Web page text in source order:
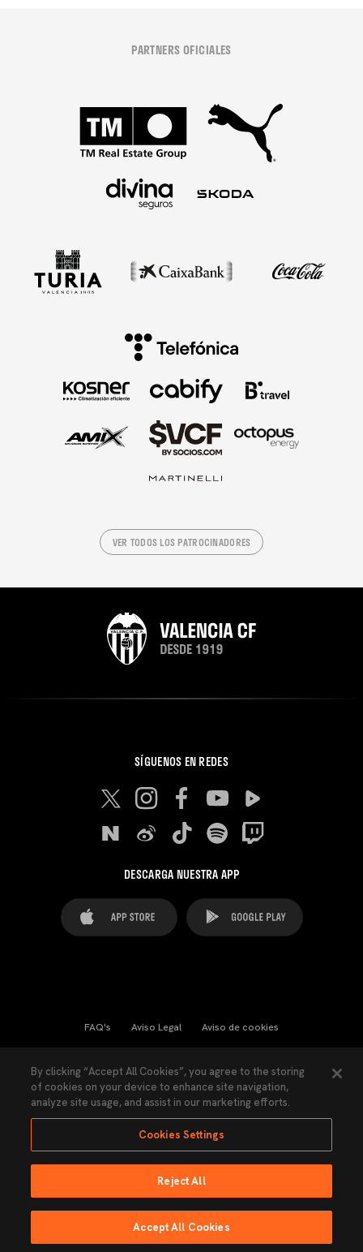
PARTNERS OFICIALES
VER TODOS LOS PATROCINADORES
SÍGUENOS EN REDES
DESCARGA NUESTRA APP
FAQ's Aviso Legal Aviso de cookies
Ley Transparencia Política de Privacidad
Accesibilidad
Ninguna parte de esta página puede ser reproducida sin el permiso del Valencia
Hecho por Lobo.
By clicking “Accept All Cookies”, you agree to the storing
of cookies on your device to enhance site navigation,
analyze site usage, and assist in our marketing efforts.
Cookies Settings
Reject All
Accept All Cookies